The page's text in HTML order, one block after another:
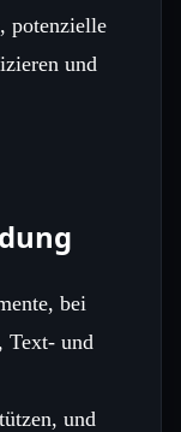
potenzielle
und
bei
und
und